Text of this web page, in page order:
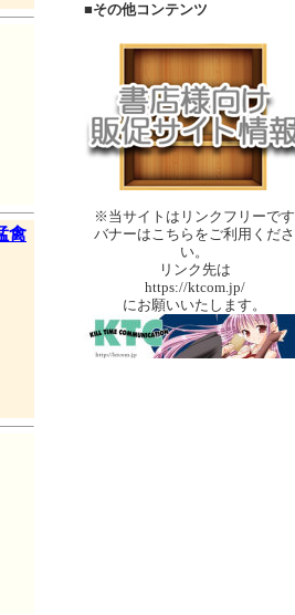
禽
■その他コンテンツ
※当サイトはリンクフリーです
バナーはこちらをご利用くださ
い。
リンク先は
https://ktcom.jp/
にお願いいたします。